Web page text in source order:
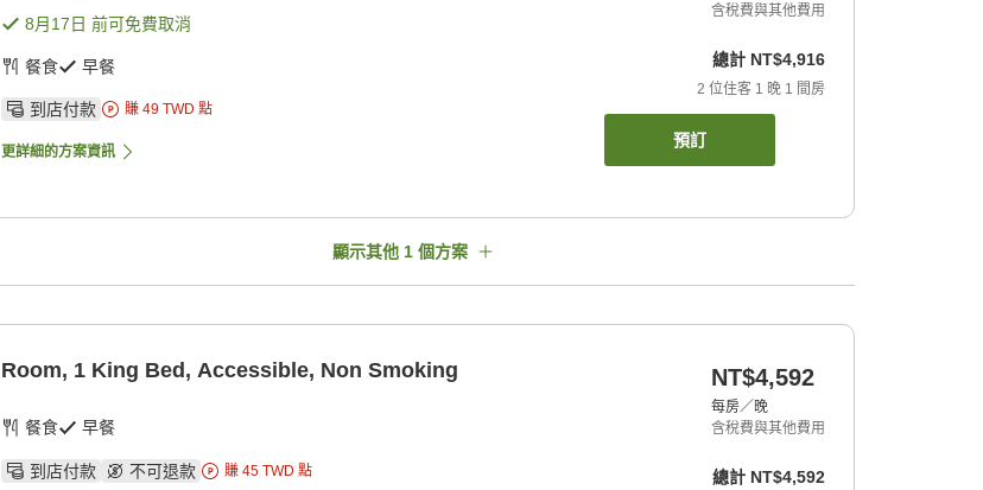
8月17日 前可免費取消
餐食 早餐
到店付款 賺 49 TWD 點
更詳細的方案資訊
含稅費與其他費用
總計 NT$4,916
2 位住客 1 晚 1 間房
預訂
顯示其他 1 個方案
Room, 1 King Bed, Accessible, Non Smoking
餐食 早餐
到店付款 不可退款 賺 45 TWD 點
NT$4,592
每房／晚
含稅費與其他費用
總計 NT$4,592